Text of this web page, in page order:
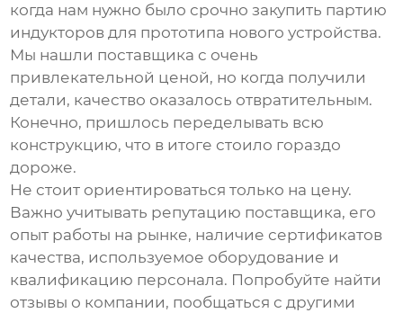
когда нам нужно было срочно закупить партию
индукторов для прототипа нового устройства.
Мы нашли поставщика с очень
привлекательной ценой, но когда получили
детали, качество оказалось отвратительным.
Конечно, пришлось переделывать всю
конструкцию, что в итоге стоило гораздо
дороже.
Не стоит ориентироваться только на цену.
Важно учитывать репутацию поставщика, его
опыт работы на рынке, наличие сертификатов
качества, используемое оборудование и
квалификацию персонала. Попробуйте найти
отзывы о компании, пообщаться с другими